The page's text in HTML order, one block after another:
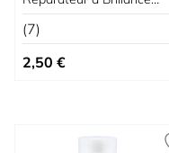
Intense
(7)
2,50 €